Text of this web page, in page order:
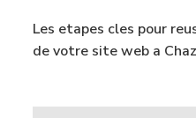
Les etapes cles pour
de votre site web a